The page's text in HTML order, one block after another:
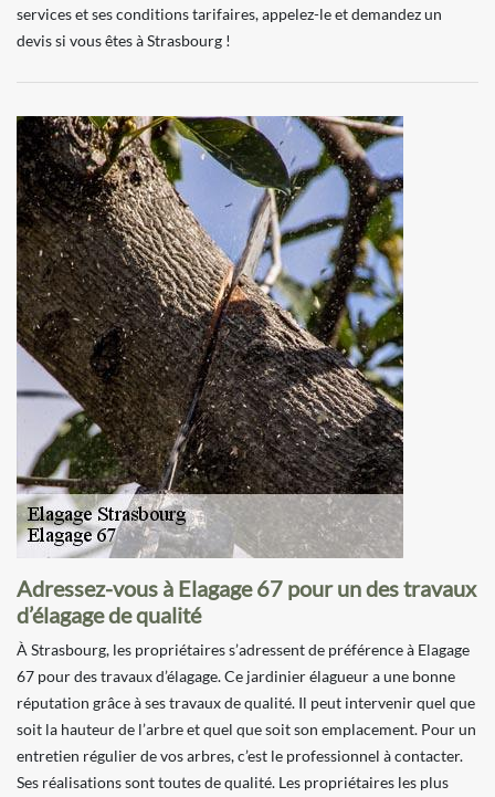
services et ses conditions tarifaires, appelez-le et demandez un
devis si vous êtes à Strasbourg !
Adressez-vous à Elagage 67 pour un des travaux
d’élagage de qualité
À Strasbourg, les propriétaires s’adressent de préférence à Elagage
67 pour des travaux d’élagage. Ce jardinier élagueur a une bonne
réputation grâce à ses travaux de qualité. Il peut intervenir quel que
soit la hauteur de l’arbre et quel que soit son emplacement. Pour un
entretien régulier de vos arbres, c’est le professionnel à contacter.
Ses réalisations sont toutes de qualité. Les propriétaires les plus